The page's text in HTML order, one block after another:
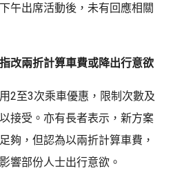
午出席活動後，未有回應相關
改兩折計算車費或降出行意欲
2至3次乘車優惠，限制次數及
接受。亦有長者表示，新方案
夠，但認為以兩折計算車費，
響部份人士出行意欲。